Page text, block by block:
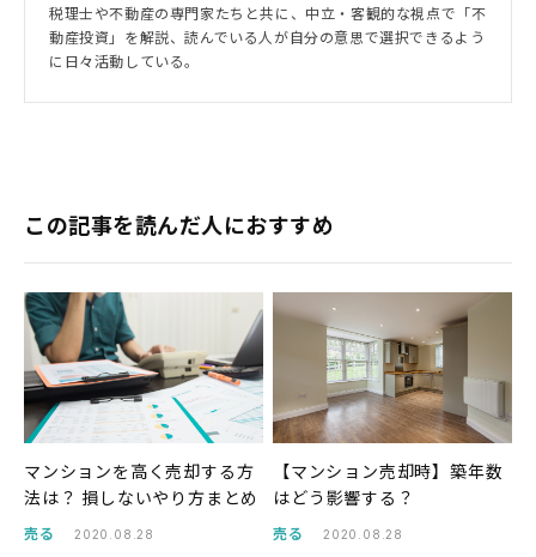
税理士や不動産の専門家たちと共に、中立・客観的な視点で「不
動産投資」を解説、読んでいる人が自分の意思で選択できるよう
に日々活動している。
この記事を読んだ人におすすめ
マンションを高く売却する方
法は？ 損しないやり方まとめ
売る 2020.08.28
【マンション売却時】築年数
はどう影響する？
売る 2020.08.28